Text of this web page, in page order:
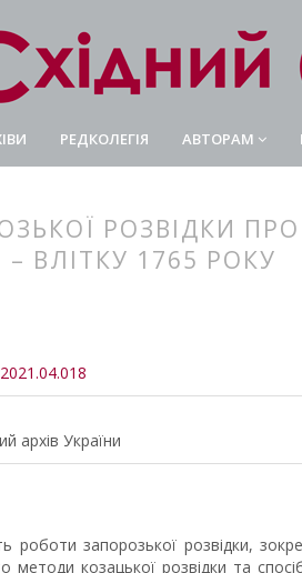
РЕДКОЛЕГІЯ АВТОРАМ
РОЗВІДКИ ПРО
ВЛІТКУ 1765 РОКУ
архів України
роботи запорозької розвідки,
методи козацької розвідки та